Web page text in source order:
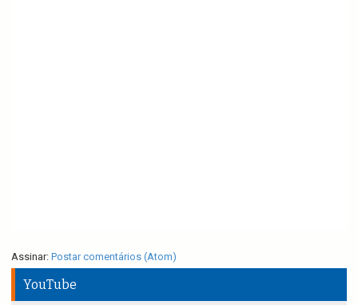
Assinar: Postar comentários (Atom)
YouTube